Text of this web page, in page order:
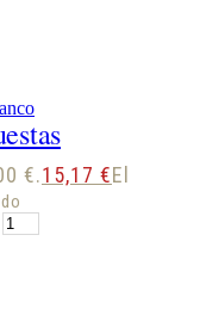
€.15,17 €El